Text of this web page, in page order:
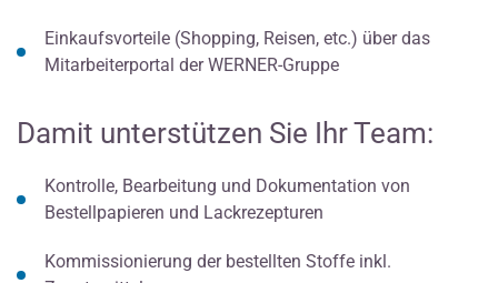
Einkaufsvorteile (Shopping, Reisen, etc.) über das
Mitarbeiterportal der WERNER-Gruppe
Damit unterstützen Sie Ihr Team:
Kontrolle, Bearbeitung und Dokumentation von
Bestellpapieren und Lackrezepturen
Kommissionierung der bestellten Stoffe inkl.